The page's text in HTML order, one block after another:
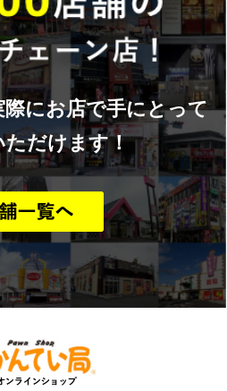
にお店で手にとって
ただけます！